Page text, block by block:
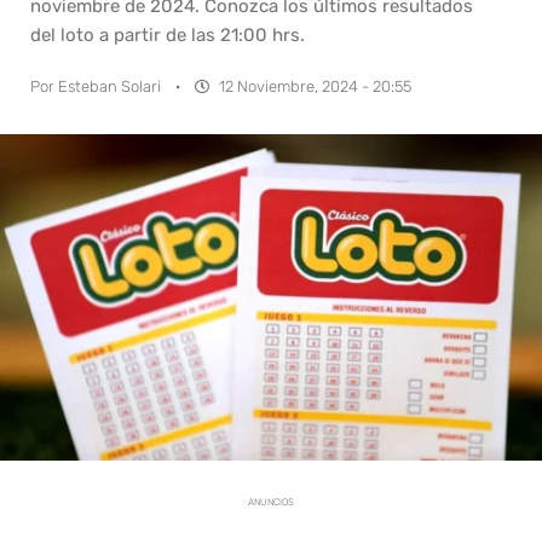
noviembre de 2024. Conozca los últimos resultados
del loto a partir de las 21:00 hrs.
Por Esteban Solari · 12 Noviembre, 2024 - 20:55
ANUNCIOS